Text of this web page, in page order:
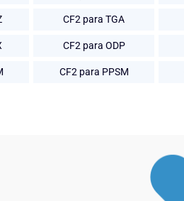
CF2 para TGA
CF2 para ODP
CF2 para PPSM